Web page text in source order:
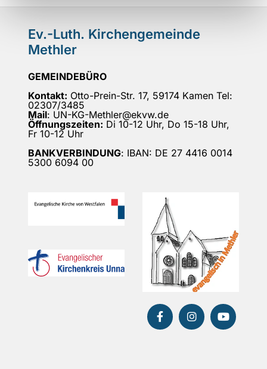
Ev.-Luth. Kirchengemeinde
Methler
GEMEINDEBÜRO
Kontakt: Otto-Prein-Str. 17, 59174 Kamen Tel:
02307/3485
Mail: UN-KG-Methler@ekvw.de
Öffnungszeiten: Di 10-12 Uhr, Do 15-18 Uhr,
Fr 10-12 Uhr
BANKVERBINDUNG: IBAN: DE 27 4416 0014
5300 6094 00